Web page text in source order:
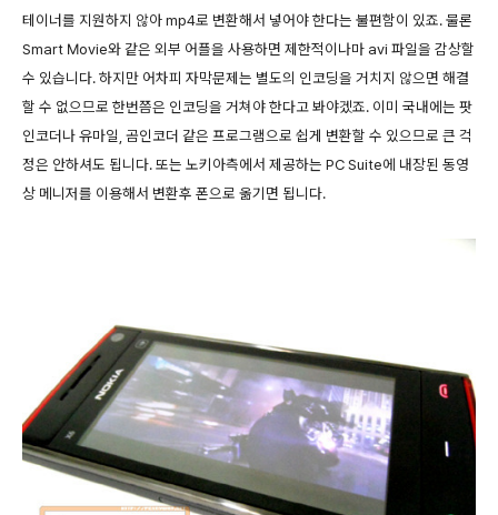
테이너를 지원하지 않아 mp4로 변환해서 넣어야 한다는 불편함이 있죠. 물론
Smart Movie와 같은 외부 어플을 사용하면 제한적이나마 avi 파일을 감상할
수 있습니다. 하지만 어차피 자막문제는 별도의 인코딩을 거치지 않으면 해결
할 수 없으므로 한번쯤은 인코딩을 거쳐야 한다고 봐야겠죠. 이미 국내에는 팟
인코더나 유마일, 곰인코더 같은 프로그램으로 쉽게 변환할 수 있으므로 큰 걱
정은 안하셔도 됩니다. 또는 노키아측에서 제공하는 PC Suite에 내장된 동영
상 메니저를 이용해서 변환후 폰으로 옮기면 됩니다.